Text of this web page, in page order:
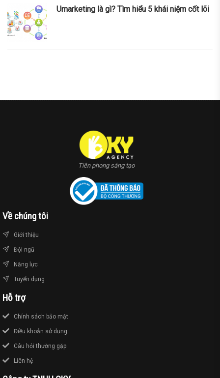
Umarketing là gì? Tìm hiểu 5 khái niệm cốt lõi
Tiên phong sáng tạo
Về chúng tôi
Giới thiệu
Đội ngũ
Năng lực
Tuyển dụng
Hỗ trợ
Chính sách bảo mật
Điều khoản sử dụng
Câu hỏi thường gặp
Liên hệ